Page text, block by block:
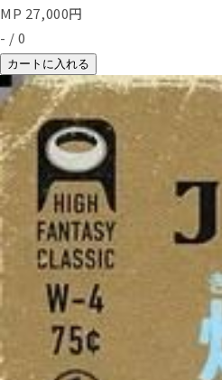
MP 27,000円
- / 0
カートに入れる